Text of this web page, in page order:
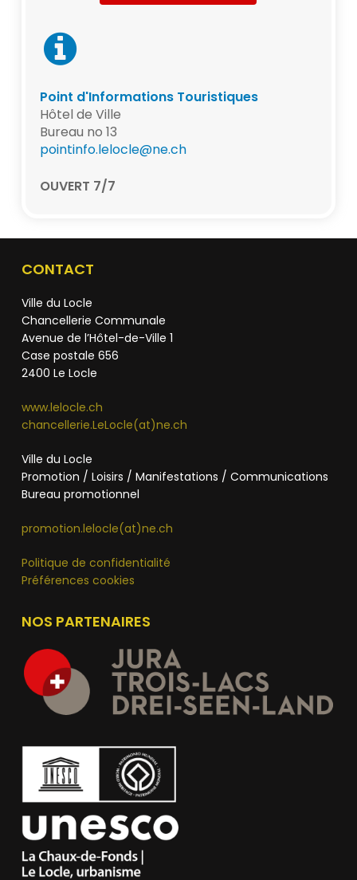
Point d'Informations Touristiques
Hôtel de Ville
Bureau no 13
pointinfo.lelocle@ne.ch
OUVERT 7/7
CONTACT
Ville du Locle
Chancellerie Communale
Avenue de l’Hôtel-de-Ville 1
Case postale 656
2400 Le Locle
www.lelocle.ch
chancellerie.LeLocle(at)ne.ch
Ville du Locle
Promotion / Loisirs / Manifestations / Communications
Bureau promotionnel
promotion.lelocle(at)ne.ch
Politique de confidentialité
Préférences cookies
NOS PARTENAIRES